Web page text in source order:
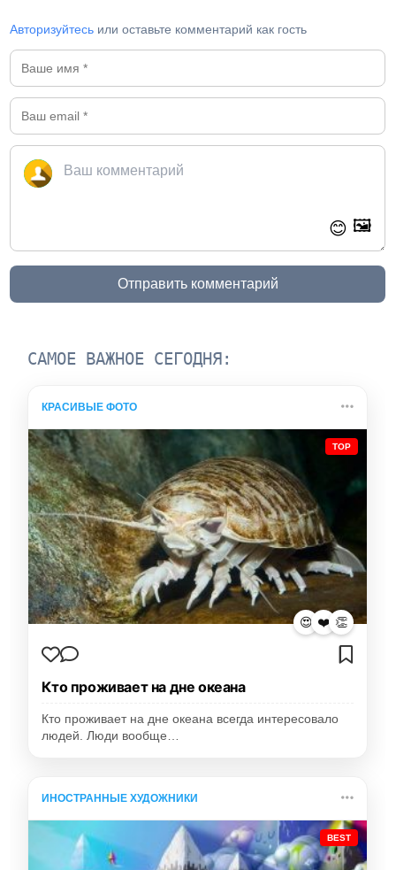
Авторизуйтесь или оставьте комментарий как гость
😊 🖼️
Отправить комментарий
САМОЕ ВАЖНОЕ СЕГОДНЯ:
КРАСИВЫЕ ФОТО
TOP
😍 ❤️ 👏
Кто проживает на дне океана
Кто проживает на дне океана всегда интересовало
людей. Люди вообще…
ИНОСТРАННЫЕ ХУДОЖНИКИ
BEST